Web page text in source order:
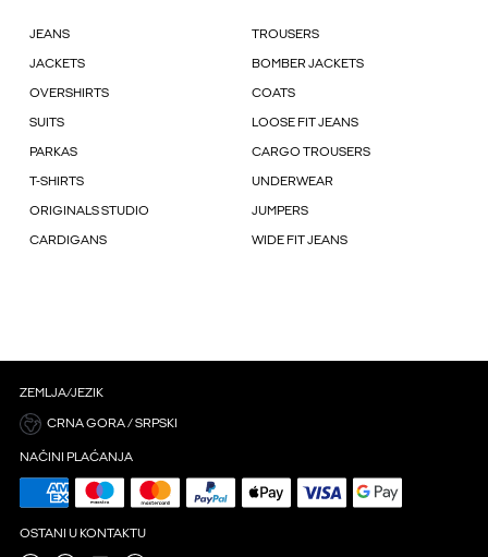
JEANS TROUSERS
JACKETS BOMBER JACKETS
OVERSHIRTS COATS
SUITS LOOSE FIT JEANS
PARKAS CARGO TROUSERS
T-SHIRTS UNDERWEAR
ORIGINALS STUDIO JUMPERS
CARDIGANS WIDE FIT JEANS
ZEMLJA/JEZIK
CRNA GORA / SRPSKI
NAČINI PLAĆANJA
OSTANI U KONTAKTU